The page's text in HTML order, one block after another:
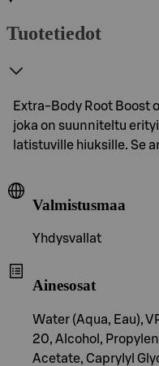
Tuotetiedot
Extra-Body Root Boost
joka on suunniteltu
latistuville hiuksille. Se
Valmistusmaa
Yhdysvallat
Ainesosat
Water (Aqua, Eau),
20, Alcohol,
Acetate, Caprylyl